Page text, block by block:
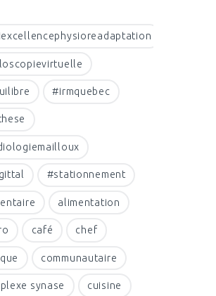
#irmquebec
#stationnement
alimentation
café chef
communautaire
synase cuisine